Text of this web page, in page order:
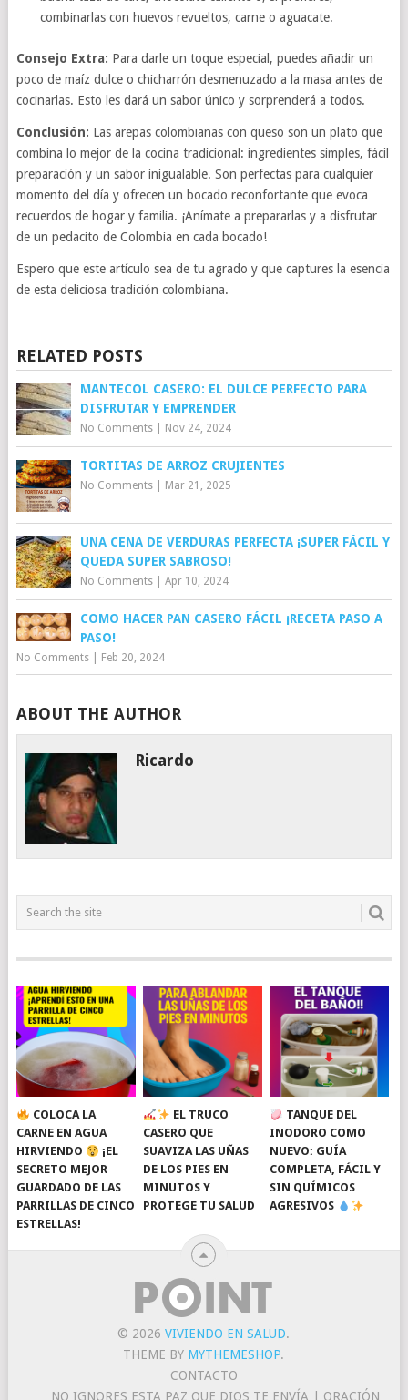
combinarlas con huevos revueltos, carne o aguacate.
Consejo Extra: Para darle un toque especial, puedes añadir un
poco de maíz dulce o chicharrón desmenuzado a la masa antes de
cocinarlas. Esto les dará un sabor único y sorprenderá a todos.
Conclusión: Las arepas colombianas con queso son un plato que
combina lo mejor de la cocina tradicional: ingredientes simples, fácil
preparación y un sabor inigualable. Son perfectas para cualquier
momento del día y ofrecen un bocado reconfortante que evoca
recuerdos de hogar y familia. ¡Anímate a prepararlas y a disfrutar
de un pedacito de Colombia en cada bocado!
Espero que este artículo sea de tu agrado y que captures la esencia
de esta deliciosa tradición colombiana.
RELATED POSTS
MANTECOL CASERO: EL DULCE PERFECTO PARA
DISFRUTAR Y EMPRENDER
No Comments| Nov 24, 2024
TORTITAS DE ARROZ CRUJIENTES
No Comments| Mar 21, 2025
UNA CENA DE VERDURAS PERFECTA ¡SUPER FÁCIL Y
QUEDA SUPER SABROSO!
No Comments| Apr 10, 2024
COMO HACER PAN CASERO FÁCIL ¡RECETA PASO A
PASO!
No Comments| Feb 20, 2024
ABOUT THE AUTHOR
Ricardo
COLOCA LA
CARNE EN AGUA
HIRVIENDO
¡EL
SECRETO MEJOR
GUARDADO DE LAS
PARRILLAS DE CINCO
ESTRELLAS!
EL TRUCO
CASERO QUE
SUAVIZA LAS UÑAS
DE LOS PIES EN
MINUTOS Y
PROTEGE TU SALUD
TANQUE DEL
INODORO COMO
NUEVO: GUÍA
COMPLETA, FÁCIL Y
SIN QUÍMICOS
AGRESIVOS
© 2026VIVIENDO EN SALUD.
THEME BY MYTHEMESHOP.
CONTACTO
NO IGNORES ESTA PAZ QUE DIOS TE ENVÍA | ORACIÓN